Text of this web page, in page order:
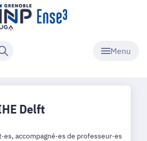
Menu
Delft
accompagné·es de professeur·es